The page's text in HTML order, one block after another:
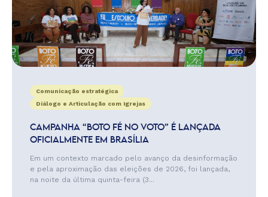
Comunicação estratégica
Diálogo e Articulação com Igrejas
CAMPANHA “BOTO FÉ NO VOTO” É LANÇADA
OFICIALMENTE EM BRASÍLIA
Em um contexto marcado pelo avanço da desinformação
e pela aproximação das eleições de 2026, foi lançada,
na noite da última quinta-feira (3...